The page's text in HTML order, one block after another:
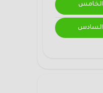
الخامس
السادس